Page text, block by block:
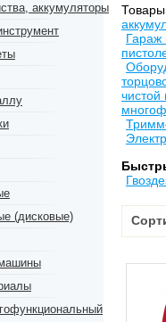
аккумуляторы
(дисковые)
Товары
Гараж
чистой